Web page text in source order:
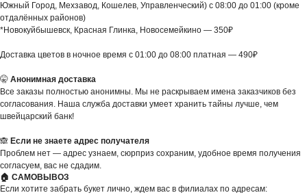
Южный Город, Мехзавод, Кошелев, Управленческий) с 08:00 до 01:00 (кроме
отдалённых районов)
*Новокуйбышевск, Красная Глинка, Новосемейкино — 350₽
Доставка цветов в ночное время с 01:00 до 08:00 платная — 490₽
🤫 Анонимная доставка
Все заказы полностью анонимны. Мы не раскрываем имена заказчиков без
согласования. Наша служба доставки умеет хранить тайны лучше, чем
швейцарский банк!
🙈 Если не знаете адрес получателя
Проблем нет — адрес узнаем, сюрприз сохраним, удобное время получения
согласуем, вас не сдадим.
🏠 САМОВЫВОЗ
Если хотите забрать букет лично, ждем вас в филиалах по адресам: